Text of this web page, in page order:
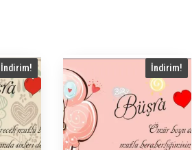
İndirim! İndirim!